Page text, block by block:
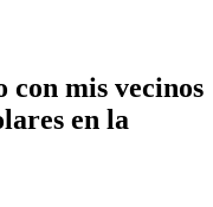
con mis vecinos
en la